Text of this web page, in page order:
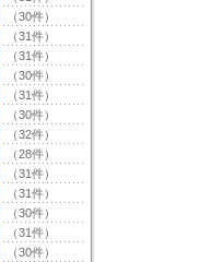
（30件）
（31件）
（31件）
（30件）
（31件）
（30件）
（32件）
（28件）
（31件）
（31件）
（30件）
（31件）
（30件）